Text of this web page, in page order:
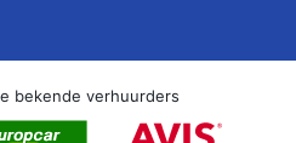
bekende verhuurders